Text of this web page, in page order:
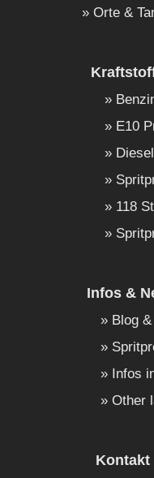
Orte &
E10
118
Infos &
Blog
Infos
Other
Kontakt